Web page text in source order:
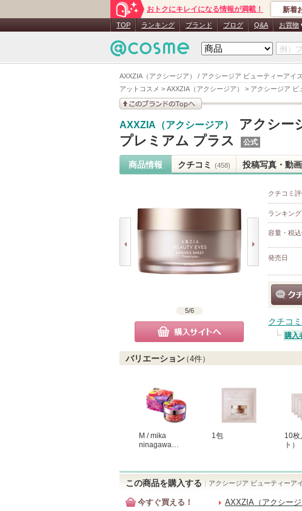
AXXZIA（アクシージア） / アクシージア ビューティーアイ
アットコスメ > AXXZIA（アクシージア） > アクシージア ビ
おトクにキレイになる情報が満載！ 新着
TOP ランキング ブランド ブログ Q&A お買物
見る
AXXZIA（アクシージア）
アクシー
プレミアム プラス
公式
商品情報 クチコミ (458) 投稿写真・動画
5/6
購入サイトへ
クチコミ評
ランキング
容量・税
発売日
クチコミ
購入
バリエーション（4件）
M / mika
ninagawa…
1包
10枚
ト）
この商品を購入する アクシージア ビューティーア
今すぐ買える！
AXXZIA（アクシージ